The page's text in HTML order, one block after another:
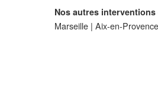
Nos autres
Marseille | Aix-en-Provence